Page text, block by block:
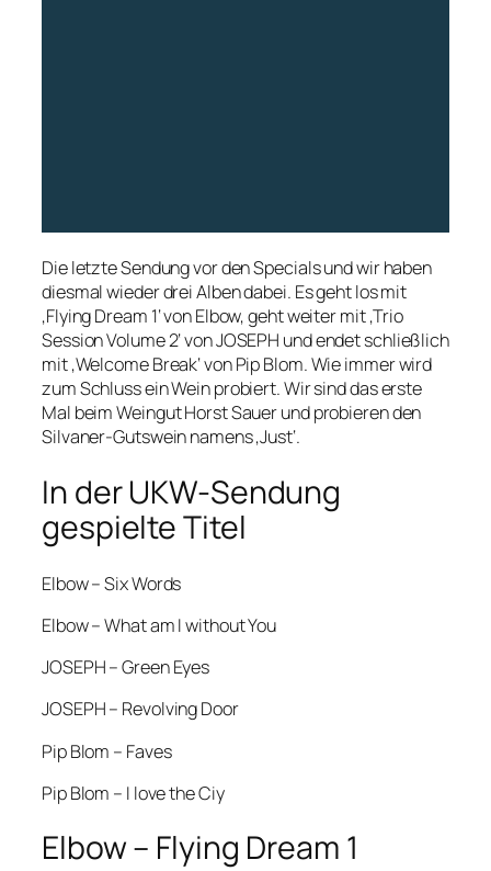
Die letzte Sendung vor den Specials und wir haben
diesmal wieder drei Alben dabei. Es geht los mit
‚Flying Dream 1‘ von Elbow, geht weiter mit ‚Trio
Session Volume 2‘ von JOSEPH und endet schließlich
mit ‚Welcome Break‘ von Pip Blom. Wie immer wird
zum Schluss ein Wein probiert. Wir sind das erste
Mal beim Weingut Horst Sauer und probieren den
Silvaner-Gutswein namens ‚Just‘.
In der UKW-Sendung
gespielte Titel
Elbow – Six Words
Elbow – What am I without You
JOSEPH – Green Eyes
JOSEPH – Revolving Door
Pip Blom – Faves
Pip Blom – I love the Ciy
Elbow – Flying Dream 1